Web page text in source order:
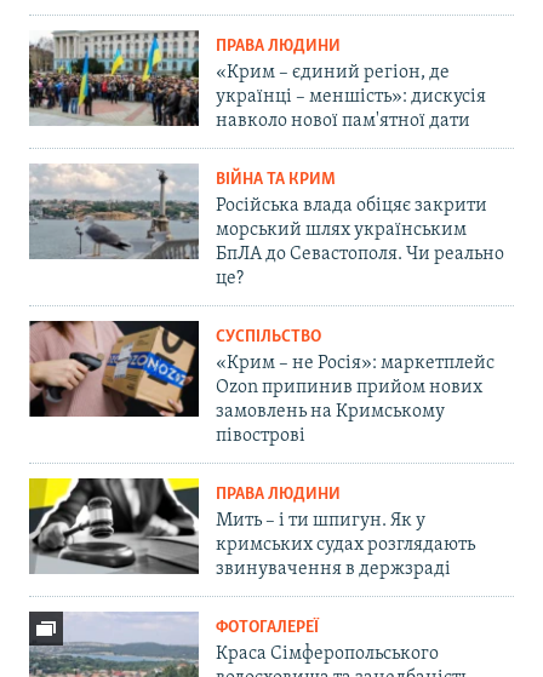
ПРАВА ЛЮДИНИ
«Крим – єдиний регіон, де
українці – меншість»: дискусія
навколо нової пам'ятної дати
ВІЙНА ТА КРИМ
Російська влада обіцяє закрити
морський шлях українським
БпЛА до Севастополя. Чи реально
це?
СУСПІЛЬСТВО
«Крим – не Росія»: маркетплейс
Ozon припинив прийом нових
замовлень на Кримському
півострові
ПРАВА ЛЮДИНИ
Мить – і ти шпигун. Як у
кримських судах розглядають
звинувачення в держзраді
ФОТОГАЛЕРЕЇ
Краса Сімферопольського